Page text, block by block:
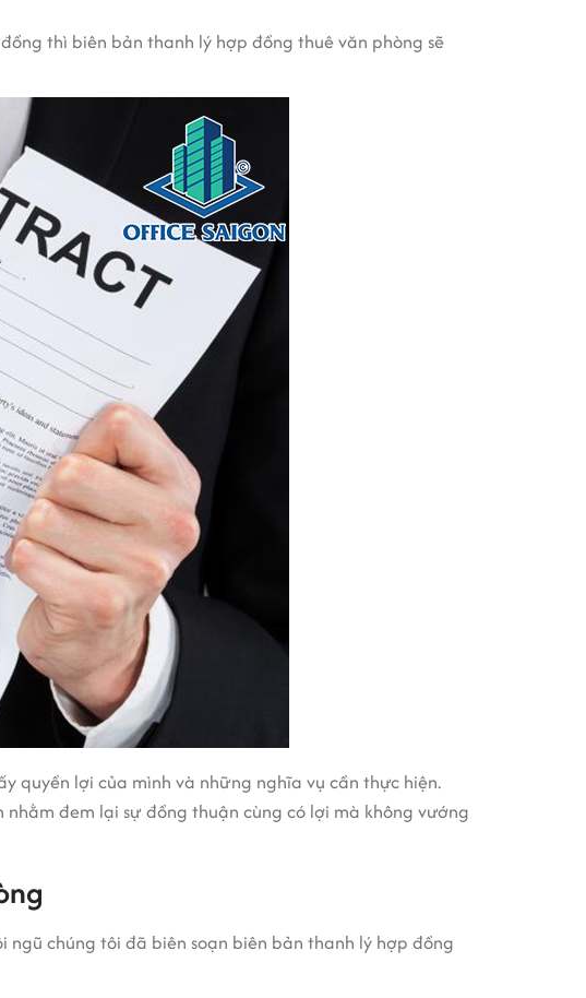
thì biên bản thanh lý hợp đồng thuê văn phòng sẽ
quyền lợi của mình và những nghĩa vụ cần thực hiện.
đem lại sự đồng thuận cùng có lợi mà không vướng
chúng tôi đã biên soạn biên bản thanh lý hợp đồng